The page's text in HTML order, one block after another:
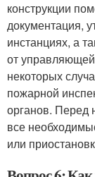
конструкции
документация,
инстанциях, а
от
некоторых
пожарной
органов. Перед
все
или